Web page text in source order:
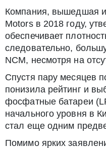
Компания, вышедшая
Motors в 2018 году,
обеспечивает
следовательно,
NCM, несмотря на
Спустя пару месяцев
понизила рейтинг и
фосфатные батареи
начального уровня в
стал еще одним
Помимо ярких